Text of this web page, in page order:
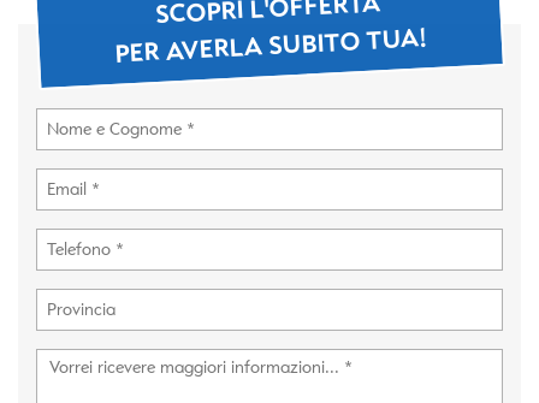
PER AVERLA SUBITO TUA!